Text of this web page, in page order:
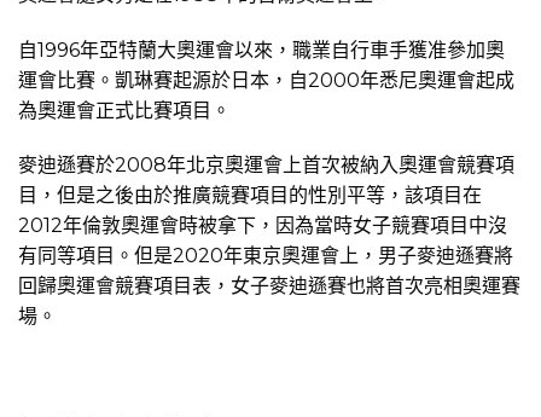
自1996年亞特蘭大奧運會以來，職業自行車手獲准參加奧
運會比賽。凱琳賽起源於日本，自2000年悉尼奧運會起成
為奧運會正式比賽項目。
麥迪遜賽於2008年北京奧運會上首次被納入奧運會競賽項
目，但是之後由於推廣競賽項目的性別平等，該項目在
2012年倫敦奧運會時被拿下，因為當時女子競賽項目中沒
有同等項目。但是2020年東京奧運會上，男子麥迪遜賽將
回歸奧運會競賽項目表，女子麥迪遜賽也將首次亮相奧運賽
場。